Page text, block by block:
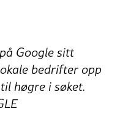
Google sitt
bedrifter opp
høgre i søket.